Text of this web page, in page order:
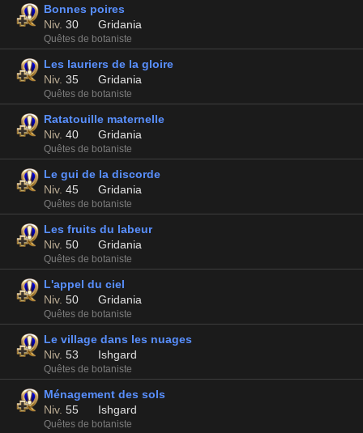
Bonnes poires
Niv. 30 Gridania
Quêtes de botaniste
Les lauriers de la gloire
Niv. 35 Gridania
Quêtes de botaniste
Ratatouille maternelle
Niv. 40 Gridania
Quêtes de botaniste
Le gui de la discorde
Niv. 45 Gridania
Quêtes de botaniste
Les fruits du labeur
Niv. 50 Gridania
Quêtes de botaniste
L'appel du ciel
Niv. 50 Gridania
Quêtes de botaniste
Le village dans les nuages
Niv. 53 Ishgard
Quêtes de botaniste
Ménagement des sols
Niv. 55 Ishgard
Quêtes de botaniste